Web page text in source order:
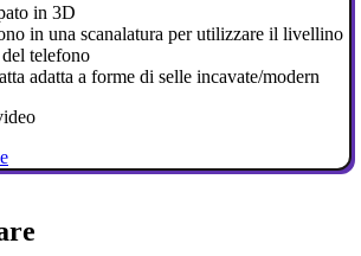
in 3D
in una scanalatura per utilizzare il livellino
telefono
adatta a forme di selle incavate/modern